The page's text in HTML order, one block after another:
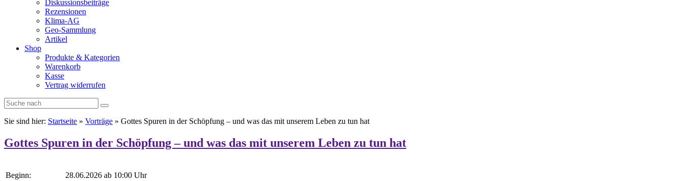
Diskussionsbeiträge
Rezensionen
Klima-AG
Geo-Sammlung
Artikel
Shop
Produkte & Kategorien
Warenkorb
Kasse
Vertrag widerrufen
Sie sind hier: Startseite » Vorträge » Gottes Spuren in der Schöpfung – und was das mit unserem Leben zu tun hat
Gottes Spuren in der Schöpfung – und was das mit unserem Leben zu tun hat
Beginn:
28.06.2026 ab 10:00 Uhr